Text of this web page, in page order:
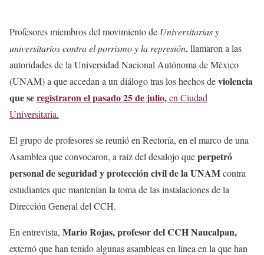
Profesores miembros del movimiento de Universitarias y
universitarios contra el porrismo y la represión, llamaron a las
autoridades de la Universidad Nacional Autónoma de México
(UNAM) a que accedan a un diálogo tras los hechos deviolencia
que seregistraron el pasado 25 de julio,en Ciudad
Universitaria.
El grupo de profesores se reunió en Rectoría, en el marco de una
Asamblea que convocaron, a raíz del desalojo queperpetró
personal de seguridad y protección civil de la UNAMcontra
estudiantes que mantenían la toma de las instalaciones de la
Dirección General del CCH.
En entrevista, Mario Rojas, profesor del CCH Naucalpan,
externó que han tenido algunas asambleas en línea en la que han